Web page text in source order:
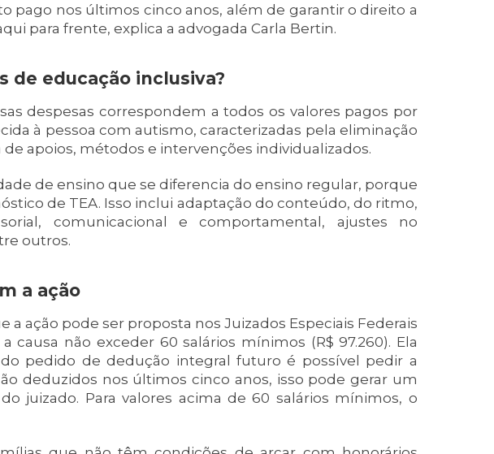
pago nos últimos cinco anos, além de garantir o direito a
para frente, explica a advogada Carla Bertin.
de educação inclusiva?
despesas correspondem a todos os valores pagos por
à pessoa com autismo, caracterizadas pela eliminação
apoios, métodos e intervenções individualizados.
de ensino que se diferencia do ensino regular, porque
de TEA. Isso inclui adaptação do conteúdo, do ritmo,
comunicacional e comportamental, ajustes no
outros.
a ação
a ação pode ser proposta nos Juizados Especiais Federais
causa não exceder 60 salários mínimos (R$ 97.260). Ela
pedido de dedução integral futuro é possível pedir a
deduzidos nos últimos cinco anos, isso pode gerar um
juizado. Para valores acima de 60 salários mínimos, o